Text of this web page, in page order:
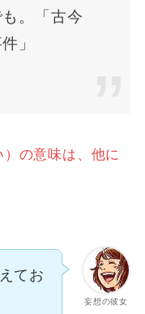
。「古今
」
の意味は、他に
妄想の彼女
てお